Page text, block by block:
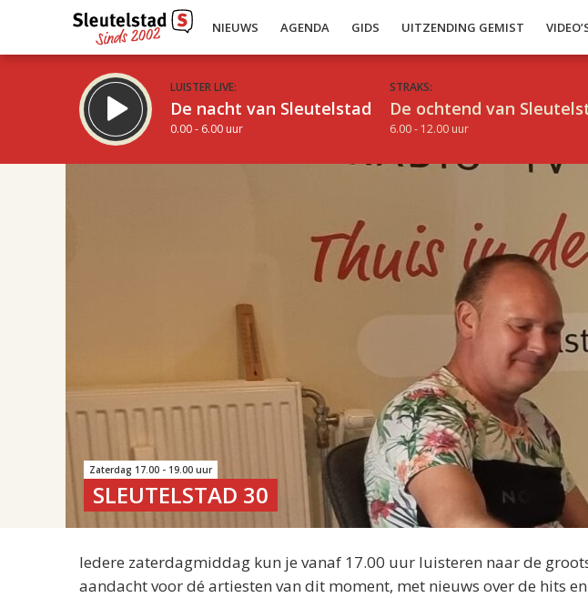
NIEUWS AGENDA GIDS UITZENDING GEMIST
LUISTER LIVE:
De nacht van Sleutelstad
0.00 - 6.00 uur
STRAKS:
De ochtend van
6.00 - 12.00 uur
Zaterdag 17.00 - 19.00 uur
SLEUTELSTAD 30
Iedere zaterdagmiddag kun je vanaf 17.00 uur luisteren naar de
aandacht voor dé artiesten van dit moment, met nieuws over de hits